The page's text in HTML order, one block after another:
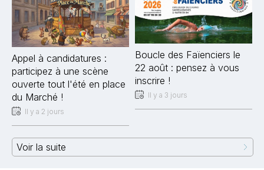
Appel à candidatures :
participez à une scène
ouverte tout l'été en place
du Marché !
Il y a 2 jours
Boucle des Faïenciers le
22 août : pensez à vous
inscrire !
Il y a 3 jours
Voir la suite